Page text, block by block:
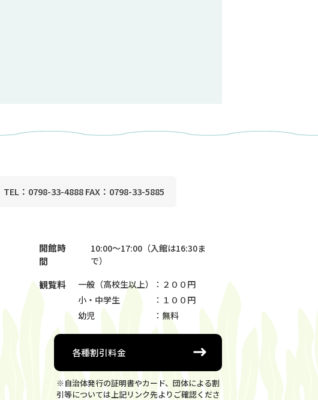
TEL：0798-33-4888 FAX：0798-33-5885
開館時
間
10:00～17:00（入館は16:30ま
で）
観覧料 一般（高校生以上）
：２００円
小・中学生
：１００円
幼児
：無料
各種割引料金
※自治体発行の証明書やカード、団体による割
引等については上記リンク先よりご確認くださ